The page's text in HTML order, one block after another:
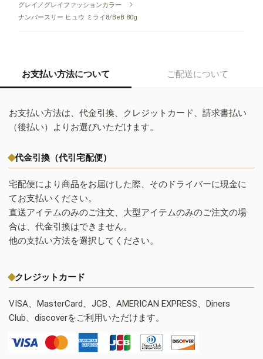
グレイ／グレイファッションカラー
ナンバースリー ヒュウ ミライ8/BeB 80g
お支払い方法について ご配送について
お支払い方法は、代金引換、クレジットカード、請求書払い
（後払い）よりお選びいただけます。
代金引換（代引宅配便）
宅配便により商品をお届けした際、そのドライバーに現金に
てお支払いください。
直送アイテムのみのご注文、大型アイテムのみのご注文の場
合は、代金引換はできません。
他の支払い方法を選択してください。
クレジットカード
VISA、MasterCard、JCB、AMERICAN EXPRESS、Diners
Club、discoverをご利用いただけます。